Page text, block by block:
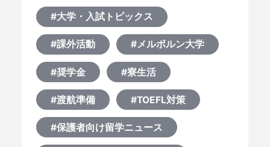
#大学・入試トピックス
#課外活動 #メルボルン大学
#奨学金 #寮生活
#渡航準備 #TOEFL対策
#保護者向け留学ニュース